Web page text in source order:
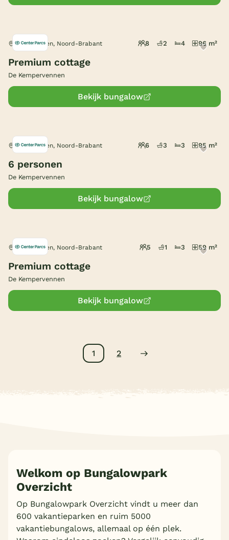
Westerhoven, Noord-Brabant 8 2 4 96 m²
Premium cottage
De Kempervennen
Bekijk bungalow
Westerhoven, Noord-Brabant 6 3 3 95 m²
6 personen
De Kempervennen
Bekijk bungalow
Westerhoven, Noord-Brabant 5 1 3 59 m²
Premium cottage
De Kempervennen
Bekijk bungalow
1 2
Welkom op Bungalowpark
Overzicht
Op Bungalowpark Overzicht vindt u meer dan
600 vakantieparken en ruim 5000
vakantiebungalows, allemaal op één plek.